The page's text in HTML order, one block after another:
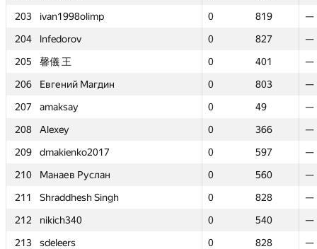
203
ivan1998olimp 0 819
—
204
lnfedorov 0 827
—
205
馨儀 王 0 401
—
206
Евгений Магдин 0 803
—
207
amaksay 0 49
—
208
Alexey 0 366
—
209
dmakienko2017 0 597
—
210
Манаев Руслан 0 560
—
211
Shraddhesh Singh 0 828
—
212
nikich340 0 540
—
213
sdeleers 0 828
—
203
ivan1998olimp 0 819
—
204
lnfedorov 0 827
—
205
馨儀 王 0 401
—
206
Евгений Магдин 0 803
—
207
amaksay 0 49
—
208
Alexey 0 366
—
209
dmakienko2017 0 597
—
210
Манаев Руслан 0 560
—
211
Shraddhesh Singh 0 828
—
212
nikich340 0 540
—
213
sdeleers 0 828
—